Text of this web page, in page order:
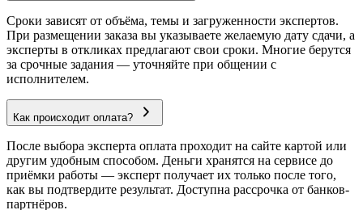
Сроки зависят от объёма, темы и загруженности экспертов.
При размещении заказа вы указываете желаемую дату сдачи, а
эксперты в откликах предлагают свои сроки. Многие берутся
за срочные задания — уточняйте при общении с
исполнителем.
Как происходит оплата?
После выбора эксперта оплата проходит на сайте картой или
другим удобным способом. Деньги хранятся на сервисе до
приёмки работы — эксперт получает их только после того,
как вы подтвердите результат. Доступна рассрочка от банков-
партнёров.